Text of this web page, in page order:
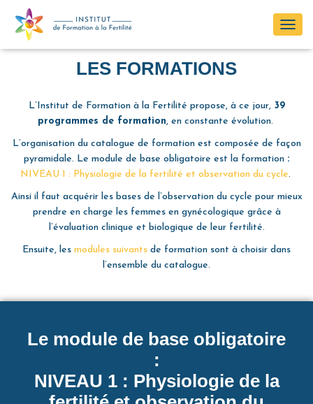
O
U
F
E
R
A
V
LES FORMATIONS
L’Institut de Formation à la Fertilité propose, à ce jour,39
programmes de formation, en constante évolution.
L’organisation du catalogue de formation est composée de façon
pyramidale. Le module de base obligatoire est la formation :
NIVEAU 1 : Physiologie de la fertilité et observation du cycle.
Ainsi il faut acquérir les bases de l’observation du cycle pour mieux
prendre en charge les femmes en gynécologique grâce à
l’évaluation clinique et biologique de leur fertilité.
Ensuite, les modules suivants de formation sont à choisir dans
l’ensemble du catalogue.
Le module de base obligatoire
:
NIVEAU 1 : Physiologie de la